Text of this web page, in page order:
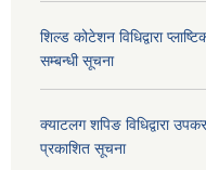
शिल्ड कोटेशन विधिद्वारा
सम्बन्धी सूचना
क्याटलग शपिङ विधिद्वारा
प्रकाशित सूचना